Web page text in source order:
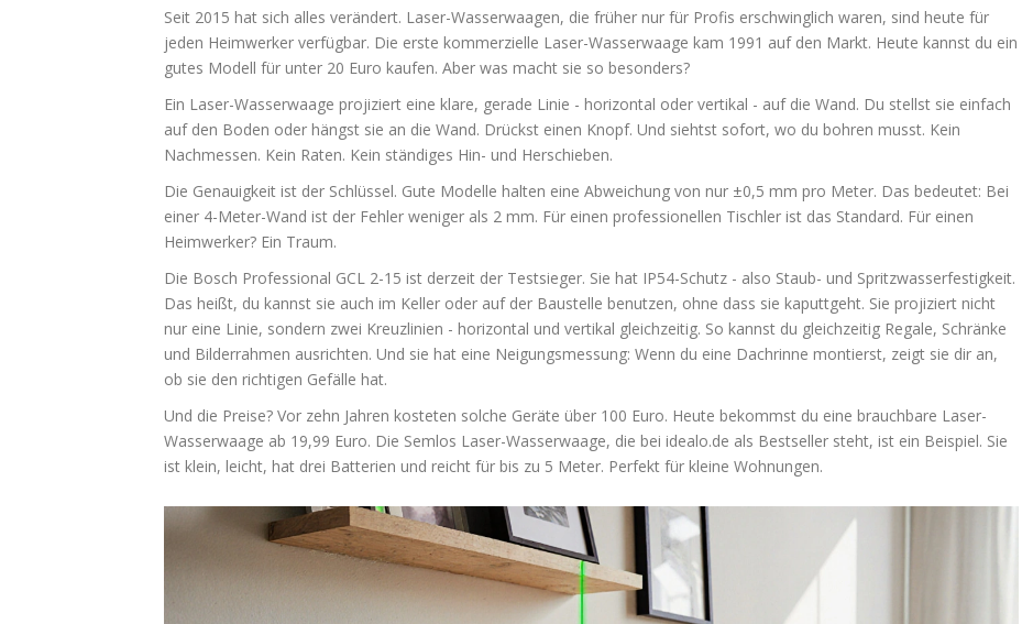
Seit 2015 hat sich alles verändert. Laser-Wasserwaagen, die früher nur für Profis erschwinglich waren, sind heute für
jeden Heimwerker verfügbar. Die erste kommerzielle Laser-Wasserwaage kam 1991 auf den Markt. Heute kannst du ein
gutes Modell für unter 20 Euro kaufen. Aber was macht sie so besonders?
Ein Laser-Wasserwaage projiziert eine klare, gerade Linie - horizontal oder vertikal - auf die Wand. Du stellst sie einfach
auf den Boden oder hängst sie an die Wand. Drückst einen Knopf. Und siehtst sofort, wo du bohren musst. Kein
Nachmessen. Kein Raten. Kein ständiges Hin- und Herschieben.
Die Genauigkeit ist der Schlüssel. Gute Modelle halten eine Abweichung von nur ±0,5 mm pro Meter. Das bedeutet: Bei
einer 4-Meter-Wand ist der Fehler weniger als 2 mm. Für einen professionellen Tischler ist das Standard. Für einen
Heimwerker? Ein Traum.
Die Bosch Professional GCL 2-15 ist derzeit der Testsieger. Sie hat IP54-Schutz - also Staub- und Spritzwasserfestigkeit.
Das heißt, du kannst sie auch im Keller oder auf der Baustelle benutzen, ohne dass sie kaputtgeht. Sie projiziert nicht
nur eine Linie, sondern zwei Kreuzlinien - horizontal und vertikal gleichzeitig. So kannst du gleichzeitig Regale, Schränke
und Bilderrahmen ausrichten. Und sie hat eine Neigungsmessung: Wenn du eine Dachrinne montierst, zeigt sie dir an,
ob sie den richtigen Gefälle hat.
Und die Preise? Vor zehn Jahren kosteten solche Geräte über 100 Euro. Heute bekommst du eine brauchbare Laser-
Wasserwaage ab 19,99 Euro. Die Semlos Laser-Wasserwaage, die bei idealo.de als Bestseller steht, ist ein Beispiel. Sie
ist klein, leicht, hat drei Batterien und reicht für bis zu 5 Meter. Perfekt für kleine Wohnungen.